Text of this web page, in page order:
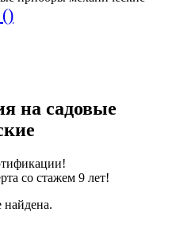
на садовые
со стажем 9 лет!
найдена.